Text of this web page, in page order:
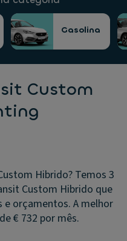
Gasolina
Custom
Hibrido? Temos 3
Custom Hibrido que
orçamentos. A melhor
€ 732 por mês.